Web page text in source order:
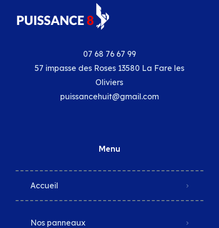
07 68 76 67 99
57 impasse des Roses 13580 La Fare les
Oliviers
puissancehuit@gmail.com
Menu
Accueil
Nos panneaux